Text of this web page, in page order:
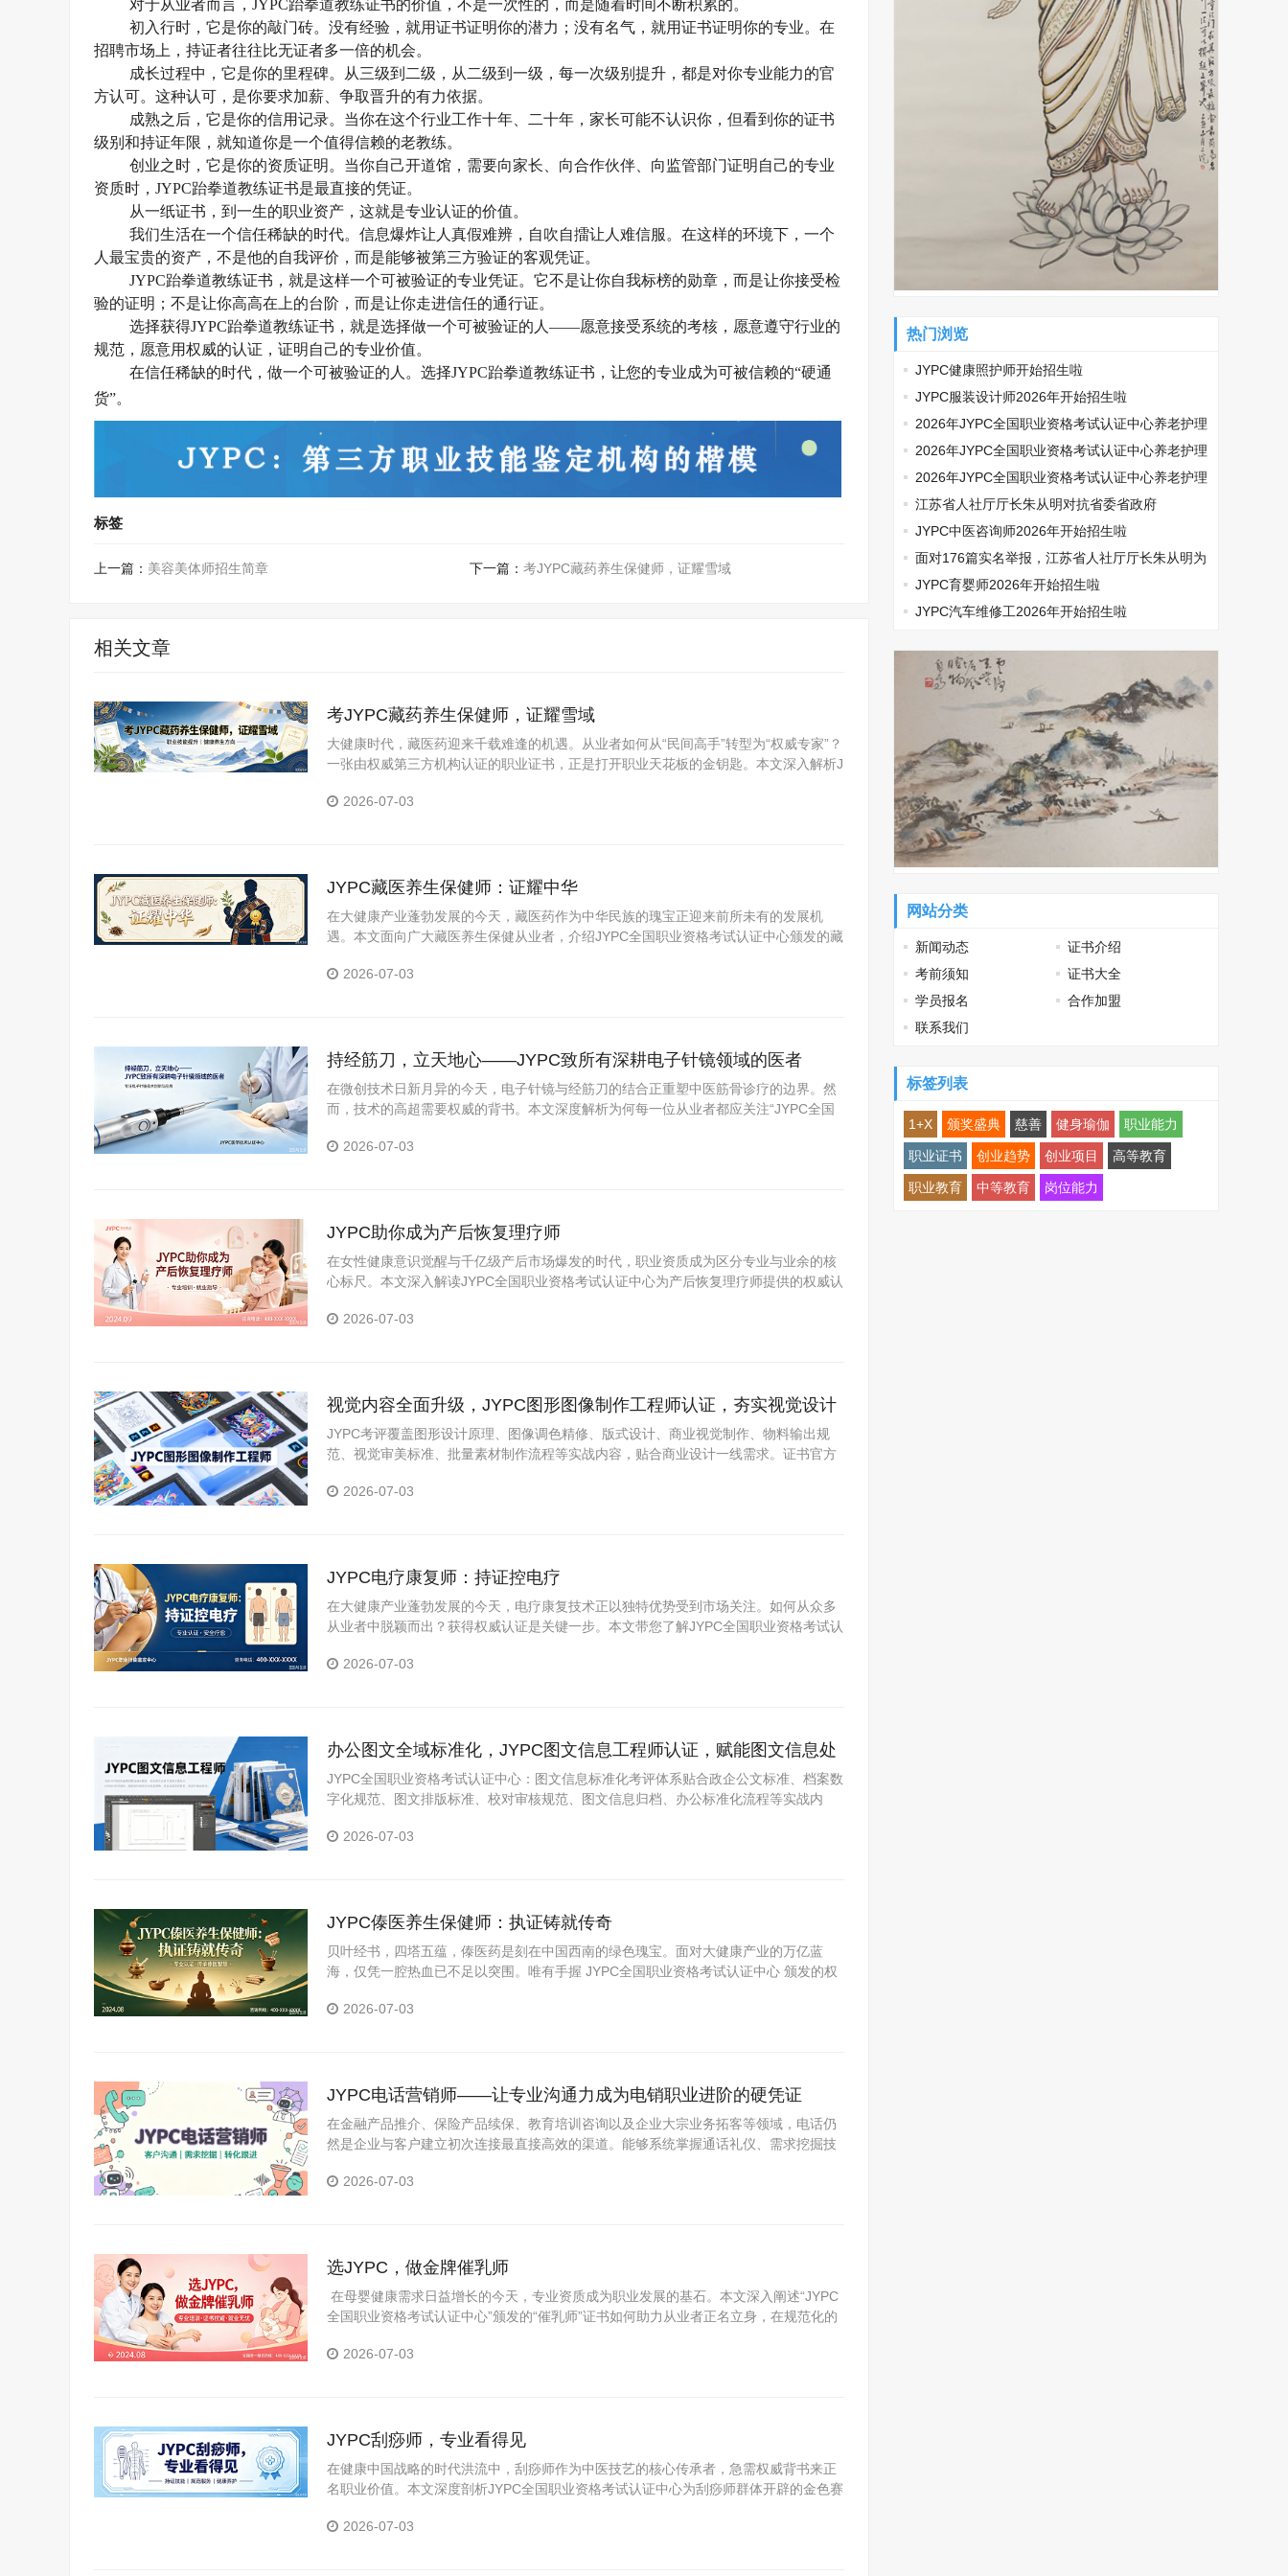
对于从业者而言，JYPC跆拳道教练证书的价值，不是一次性的，而是随着时间不断积累的。
初入行时，它是你的敲门砖。没有经验，就用证书证明你的潜力；没有名气，就用证书证明你的专业。在
招聘市场上，持证者往往比无证者多一倍的机会。
成长过程中，它是你的里程碑。从三级到二级，从二级到一级，每一次级别提升，都是对你专业能力的官
方认可。这种认可，是你要求加薪、争取晋升的有力依据。
成熟之后，它是你的信用记录。当你在这个行业工作十年、二十年，家长可能不认识你，但看到你的证书
级别和持证年限，就知道你是一个值得信赖的老教练。
创业之时，它是你的资质证明。当你自己开道馆，需要向家长、向合作伙伴、向监管部门证明自己的专业
资质时， JYPC跆拳道教练证书是最直接的凭证。
从一纸证书，到一生的职业资产，这就是专业认证的价值。
我们生活在一个信任稀缺的时代。信息爆炸让人真假难辨，自吹自擂让人难信服。在这样的环境下，一个
人最宝贵的资产，不是他的自我评价，而是能够被第三方验证的客观凭证。
JYPC跆拳道教练证书，就是这样一个可被验证的专业凭证。它不是让你自我标榜的勋章，而是让你接受检
验的证明；不是让你高高在上的台阶，而是让你走进信任的通行证。
选择获得JYPC跆拳道教练证书，就是选择做一个可被验证的人——愿意接受系统的考核，愿意遵守行业的
规范，愿意用权威的认证，证明自己的专业价值。
在信任稀缺的时代，做一个可被验证的人。选择JYPC跆拳道教练证书，让您的专业成为可被信赖的“硬通
货”。
标签
上一篇： 美容美体师招生简章 下一篇： 考JYPC藏药养生保健师，证耀雪域
相关文章
考JYPC藏药养生保健师，证耀雪域
大健康时代，藏医药迎来千载难逢的机遇。从业者如何从“民间高手”转型为“权威专家”？
一张由权威第三方机构认证的职业证书，正是打开职业天花板的金钥匙。本文深入解析J
2026-07-03
JYPC藏医养生保健师：证耀中华
在大健康产业蓬勃发展的今天，藏医药作为中华民族的瑰宝正迎来前所未有的发展机
遇。本文面向广大藏医养生保健从业者，介绍JYPC全国职业资格考试认证中心颁发的藏
2026-07-03
持经筋刀，立天地心——JYPC致所有深耕电子针镜领域的医者
在微创技术日新月异的今天，电子针镜与经筋刀的结合正重塑中医筋骨诊疗的边界。然
而，技术的高超需要权威的背书。本文深度解析为何每一位从业者都应关注“JYPC全国
2026-07-03
JYPC助你成为产后恢复理疗师
在女性健康意识觉醒与千亿级产后市场爆发的时代，职业资质成为区分专业与业余的核
心标尺。本文深入解读JYPC全国职业资格考试认证中心为产后恢复理疗师提供的权威认
2026-07-03
视觉内容全面升级，JYPC图形图像制作工程师认证，夯实视觉设计
职场硬资质
JYPC考评覆盖图形设计原理、图像调色精修、版式设计、商业视觉制作、物料输出规
范、视觉审美标准、批量素材制作流程等实战内容，贴合商业设计一线需求。证书官方
2026-07-03
JYPC电疗康复师：持证控电疗
在大健康产业蓬勃发展的今天，电疗康复技术正以独特优势受到市场关注。如何从众多
从业者中脱颖而出？获得权威认证是关键一步。本文带您了解JYPC全国职业资格考试认
展。2026-07-03
办公图文全域标准化，JYPC图文信息工程师认证，赋能图文信息处
理人才规范进阶
JYPC全国职业资格考试认证中心：图文信息标准化考评体系贴合政企公文标准、档案数
字化规范、图文排版标准、校对审核规范、图文信息归档、办公标准化流程等实战内
适用于求职、晋升、档案项目配套、学分认定等
2026-07-03
JYPC傣医养生保健师：执证铸就传奇
贝叶经书，四塔五蕴，傣医药是刻在中国西南的绿色瑰宝。面对大健康产业的万亿蓝
海，仅凭一腔热血已不足以突围。唯有手握 JYPC全国职业资格考试认证中心 颁发的权
2026-07-03
JYPC电话营销师——让专业沟通力成为电销职业进阶的硬凭证
在金融产品推介、保险产品续保、教育培训咨询以及企业大宗业务拓客等领域，电话仍
然是企业与客户建立初次连接最直接高效的渠道。能够系统掌握通话礼仪、需求挖掘技
销部及大型企业的客户开发团队中备受重视。
2026-07-03
选JYPC，做金牌催乳师
在母婴健康需求日益增长的今天，专业资质成为职业发展的基石。本文深入阐述“JYPC
全国职业资格考试认证中心”颁发的“催乳师”证书如何助力从业者正名立身，在规范化的
2026-07-03
JYPC刮痧师，专业看得见
在健康中国战略的时代洪流中，刮痧师作为中医技艺的核心传承者，急需权威背书来正
名职业价值。本文深度剖析JYPC全国职业资格考试认证中心为刮痧师群体开辟的金色赛
技术专家的华丽转身。
2026-07-03
热门浏览
JYPC健康照护师开始招生啦
JYPC服装设计师2026年开始招生啦
2026年JYPC全国职业资格考试认证中心养老护理
师开始报名啦
2026年JYPC全国职业资格考试认证中心养老护理
师开始报名啦
2026年JYPC全国职业资格考试认证中心养老护理
师开始报名啦
江苏省人社厅厅长朱从明对抗省委省政府
JYPC中医咨询师2026年开始招生啦
面对176篇实名举报，江苏省人社厅厅长朱从明为
何选择沉默
JYPC育婴师2026年开始招生啦
JYPC汽车维修工2026年开始招生啦
网站分类
新闻动态
证书介绍
考前须知
证书大全
学员报名
合作加盟
联系我们
标签列表
1+X 颁奖盛典 慈善 健身瑜伽 职业能力
职业证书 创业趋势 创业项目 高等教育
职业教育 中等教育 岗位能力